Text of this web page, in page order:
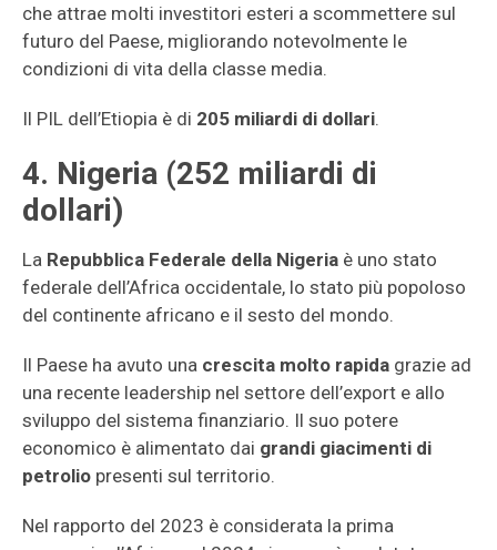
che attrae molti investitori esteri a scommettere sul
futuro del Paese, migliorando notevolmente le
condizioni di vita della classe media.
Il PIL dell’Etiopia è di 205 miliardi di dollari.
4. Nigeria (252 miliardi di
dollari)
La Repubblica Federale della Nigeria è uno stato
federale dell’Africa occidentale, lo stato più popoloso
del continente africano e il sesto del mondo.
Il Paese ha avuto una crescita molto rapida grazie ad
una recente leadership nel settore dell’export e allo
sviluppo del sistema finanziario. Il suo potere
economico è alimentato dai grandi giacimenti di
petrolio presenti sul territorio.
Nel rapporto del 2023 è considerata la prima